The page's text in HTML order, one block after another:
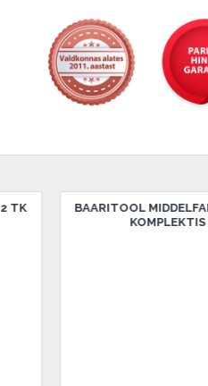
BAARITOOL MIDDELFART - 2
KOMPLEKTIS